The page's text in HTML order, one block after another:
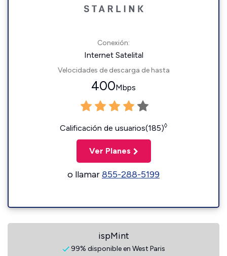
Conexión:
Internet Satelital
Velocidades de descarga de hasta
400Mbps
Calificación de usuarios(185)◊
Ver Planes
o llamar855-288-5199
ispMint
99% disponible en West Paris